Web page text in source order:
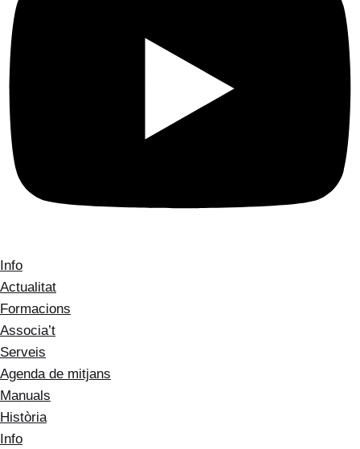
Info
Actualitat
Formacions
Associa’t
Serveis
Agenda de mitjans
Manuals
Història
Info